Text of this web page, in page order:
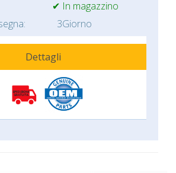
✔ In magazzino
3Giorno
Dettagli